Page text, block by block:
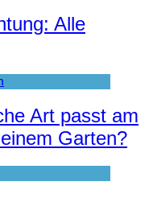
Alle
Art passt am
Garten?